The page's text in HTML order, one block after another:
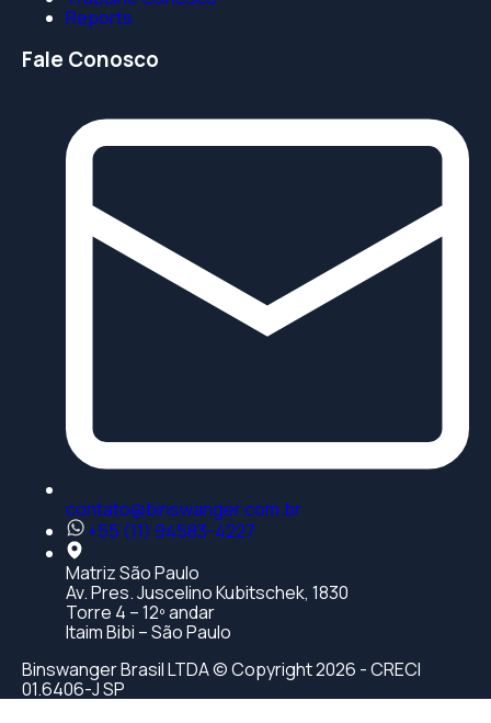
Reports
Fale Conosco
contato@binswanger.com.br
+55 (11) 94583-4227
Matriz São Paulo
Av. Pres. Juscelino Kubitschek, 1830
Torre 4 – 12º andar
Itaim Bibi – São Paulo
Binswanger Brasil LTDA © Copyright 2026 - CRECI
01.6406-J SP